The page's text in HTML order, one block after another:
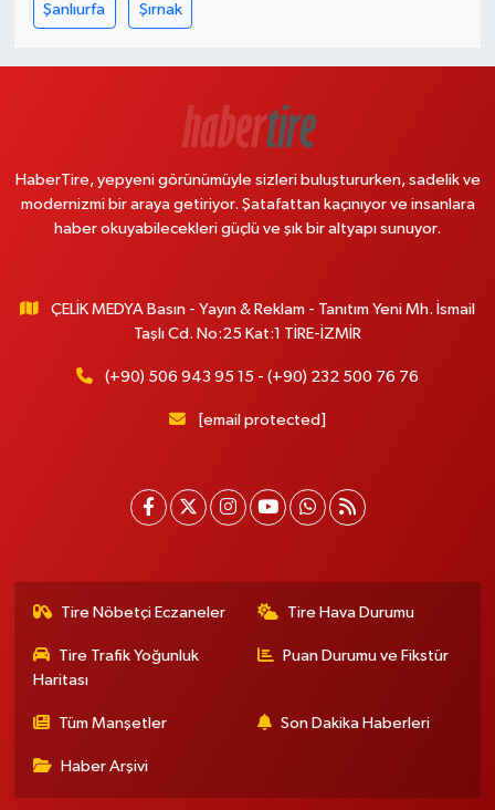
Şanlıurfa Şırnak
HaberTire, yepyeni görünümüyle sizleri buluştururken, sadelik ve
modernizmi bir araya getiriyor. Şatafattan kaçınıyor ve insanlara
haber okuyabilecekleri güçlü ve şık bir altyapı sunuyor.
ÇELİK MEDYA Basın - Yayın & Reklam - Tanıtım Yeni Mh. İsmail
Taşlı Cd. No:25 Kat:1 TİRE-İZMİR
(+90) 506 943 95 15 - (+90) 232 500 76 76
[email protected]
Tire Nöbetçi Eczaneler Tire Hava Durumu
Tire Trafik Yoğunluk
Haritası
Puan Durumu ve Fikstür
Tüm Manşetler Son Dakika Haberleri
Haber Arşivi